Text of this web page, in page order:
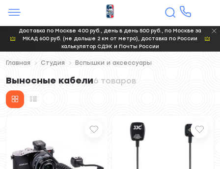
Доставка по Москве 400 руб., день в день 500 руб., по Москве за
МКАД 600 руб. (не дальше 2 км от метро), доставка по России
калькулятор СДЭК и Почты России
Главная Студия Вспышки и аксессуары
Выносные кабели6 товаров